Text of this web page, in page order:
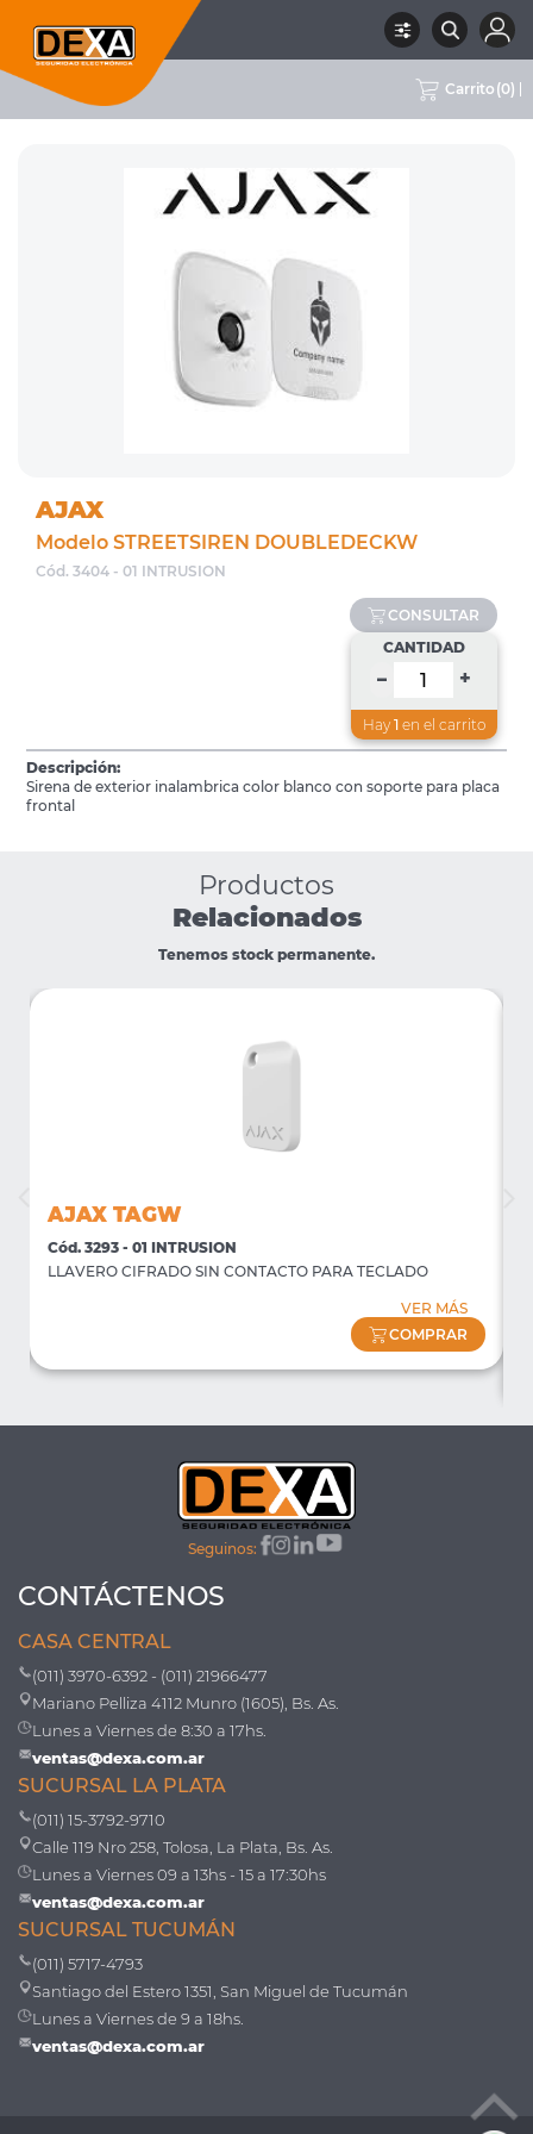
Carrito (0)
MARCA
AJAX
Modelo STREETSIREN DOUBLEDECKW
Cód. 3404 - 01 INTRUSION
CONSULTAR
CANTIDAD
– +
Hay 1en el carrito
Descripción:
Sirena de exterior inalambrica color blanco con soporte para placa
frontal
Productos
Relacionados
Tenemos stock permanente.
AJAX TAGW
Cód. 3293 - 01 INTRUSION
LLAVERO CIFRADO SIN CONTACTO PARA TECLADO
VER MÁS
COMPRAR
Seguinos:
CONTÁCTENOS
CASA CENTRAL
(011) 3970-6392 - (011) 21966477
Mariano Pelliza 4112 Munro (1605), Bs. As.
Lunes a Viernes de 8:30 a 17hs.
ventas@dexa.com.ar
SUCURSAL LA PLATA
(011) 15-3792-9710
Calle 119 Nro 258, Tolosa, La Plata, Bs. As.
Lunes a Viernes 09 a 13hs - 15 a 17:30hs
ventas@dexa.com.ar
SUCURSAL TUCUMÁN
(011) 5717-4793
Santiago del Estero 1351, San Miguel de Tucumán
Lunes a Viernes de 9 a 18hs.
ventas@dexa.com.ar